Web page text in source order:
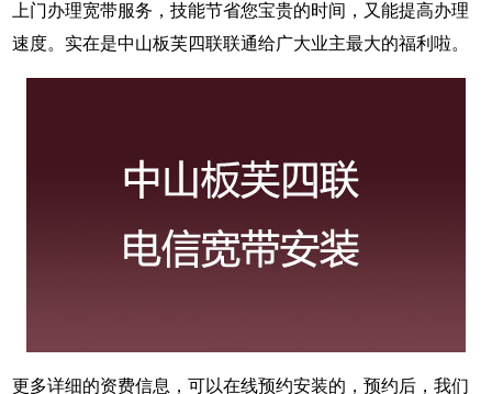
上门办理宽带服务，技能节省您宝贵的时间，又能提高办理
速度。实在是中山板芙四联联通给广大业主最大的福利啦。
更多详细的资费信息，可以在线预约安装的，预约后，我们